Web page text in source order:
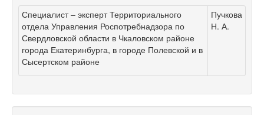
Специалист – эксперт Территориального
отдела Управления Роспотребнадзора по
Свердловской области в Чкаловском районе
города Екатеринбурга, в городе Полевской и в
Сысертском районе
Пучкова
Н. А.